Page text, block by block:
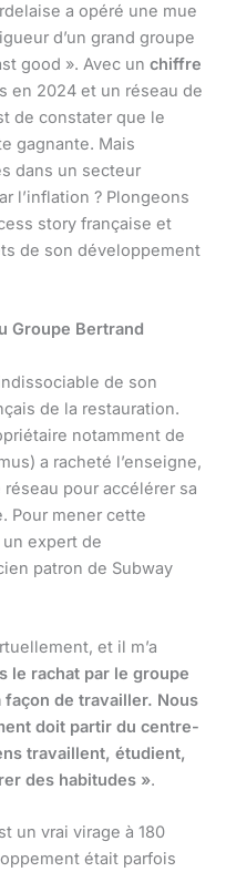
a opéré une mue
d’un grand groupe
good ». Avec un chiffre
en 2024 et un réseau de
de constater que le
gagnante. Mais
dans un secteur
l’inflation ? Plongeons
story française et
de son développement
Groupe Bertrand
de son
de la restauration.
notamment de
a racheté l’enseigne,
pour accélérer sa
Pour mener cette
expert de
patron de Subway
et il m’a
le rachat par le groupe
de travailler. Nous
doit partir du centre-
travaillent, étudient,
des habitudes ».
un vrai virage à 180
était parfois